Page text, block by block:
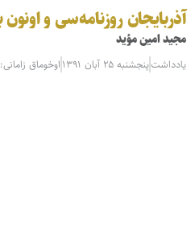
آذربایجان روزنامه‌سی و
مجید امین مؤید
یادداشتپنجشنبه ۲۵ آبان ۱۳۹۱ اوخوماق زامانی: 2